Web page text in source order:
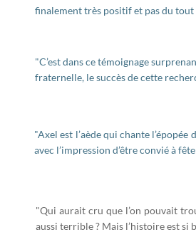
finalement très positif et pas du
"C’est dans ce témoignage
fraternelle, le succès de cette
"Axel est l’aède qui chante
avec l’impression d’être convié à
"Qui aurait cru que l’on pouvait
aussi terrible ? Mais l’histoire est si